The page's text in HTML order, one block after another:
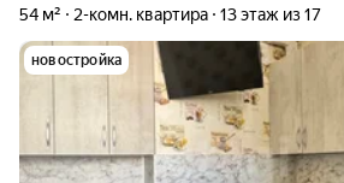
54 м² 2-комн. квартира 13 этаж из 17
новостройка